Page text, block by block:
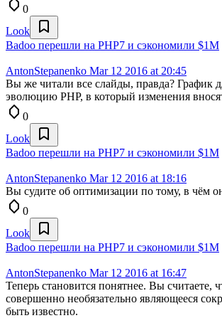
0
Look
Badoo перешли на PHP7 и сэкономили $1M
AntonStepanenko Mar 12 2016 at 20:45
Вы же читали все слайды, правда? График
эволюцию PHP, в который изменения
0
Look
Badoo перешли на PHP7 и сэкономили $1M
AntonStepanenko Mar 12 2016 at 18:16
Вы судите об оптимизации по тому, в чём
0
Look
Badoo перешли на PHP7 и сэкономили $1M
AntonStepanenko Mar 12 2016 at 16:47
Теперь становится понятнее. Вы
совершенно необязательно являющееся
быть известно.